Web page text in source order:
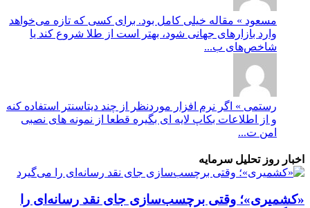
مسعود » مقاله خیلی کامل بود. برای کسی که تازه می‌خواهد
وارد بازارهای جهانی شود، بهتر است از طلا شروع کند یا
شاخص‌های ب...
رستمی » اگر نرم افزار موردنظر از چند دیتاسنتر استفاده کنه
و از اطلاعات بکاپ لایه ای بگیره قطعا از نمونه های نصبی
امن ت...
اخبار روز تحلیل سرمایه
«کشمیری»؛ وقتی برچسب‌سازی جای نقد رسانه‌ای را